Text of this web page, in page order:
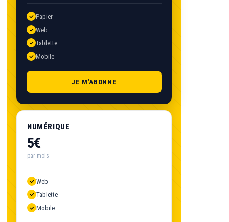
Papier
Web
Tablette
Mobile
JE M'ABONNE
NUMÉRIQUE
5€
par mois
Web
Tablette
Mobile